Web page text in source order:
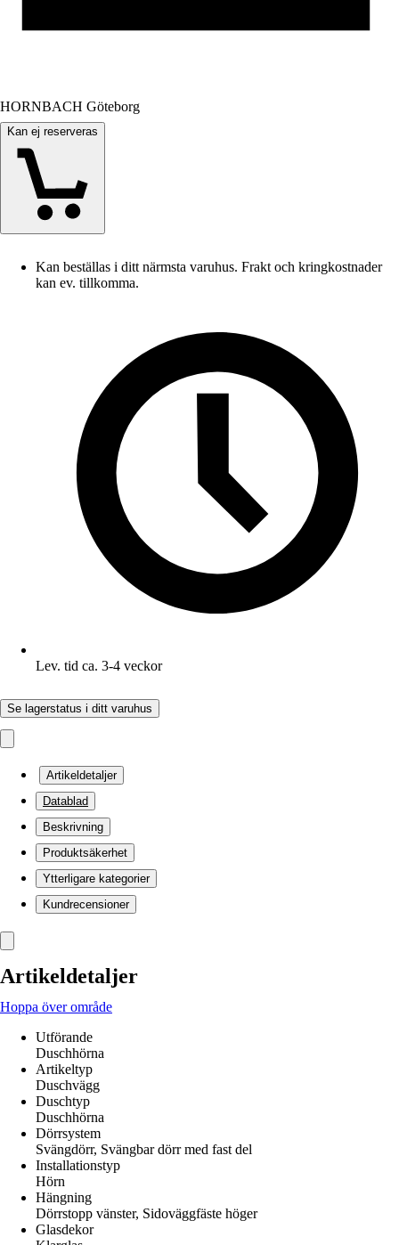
HORNBACH Göteborg
Kan ej reserveras
Kan beställas i ditt närmsta varuhus. Frakt och kringkostnader
kan ev. tillkomma.
Lev. tid ca. 3-4 veckor
Se lagerstatus i ditt varuhus
Artikeldetaljer
Datablad
Beskrivning
Produktsäkerhet
Ytterligare kategorier
Kundrecensioner
Artikeldetaljer
Hoppa över område
Utförande
Duschhörna
Artikeltyp
Duschvägg
Duschtyp
Duschhörna
Dörrsystem
Svängdörr, Svängbar dörr med fast del
Installationstyp
Hörn
Hängning
Dörrstopp vänster, Sidoväggfäste höger
Glasdekor